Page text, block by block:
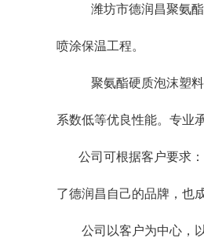
潍坊市德润昌聚氨
喷涂保温工程。
聚氨酯硬质泡沫塑
系数低等优良性能。专业
公司可根据客户要求："
了德润昌自己的品牌，也
公司以客户为中心，以